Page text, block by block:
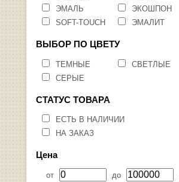
ЭМАЛЬ
ЭКОШПОН
SOFT-TOUCH
ЭМАЛИТ
ВЫБОР ПО ЦВЕТУ
ТЕМНЫЕ
СВЕТЛЫЕ
СЕРЫЕ
СТАТУС ТОВАРА
ЕСТЬ В НАЛИЧИИ
НА ЗАКАЗ
Цена
от до